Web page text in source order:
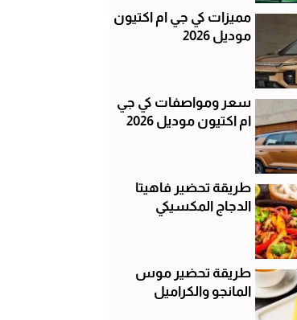
مميزات كي جي ام اكتيون
موديل 2026
سعر ومواصفات كي جي
ام اكتيون موديل 2026
طريقة تحضير فاهيتا
الدجاج المكسيكي
طريقة تحضير موس
المانجو والكراميل